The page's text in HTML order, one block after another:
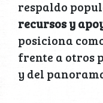
respaldo
recursos y
posiciona
frente a otros
y del